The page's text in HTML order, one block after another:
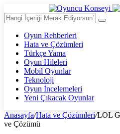
Oyun Rehberleri
Hata ve Çözümleri
Türkçe Yama
Oyun Hileleri
Mobil Oyunlar
Teknoloji
Oyun İncelemeleri
Yeni Çıkacak Oyunlar
Anasayfa/Hata ve Çözümleri/LOL
ve Çözümü